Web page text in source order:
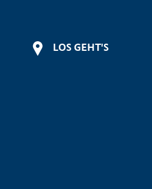
LOS GEHT'S